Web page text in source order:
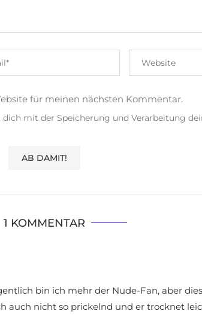
für meinen nächsten Kommentar.
mit der Speicherung und Verarbeitung
1 KOMMENTAR
bin ich mehr der Nude-Fan, aber
auch nicht so prickelnd und er trocknet